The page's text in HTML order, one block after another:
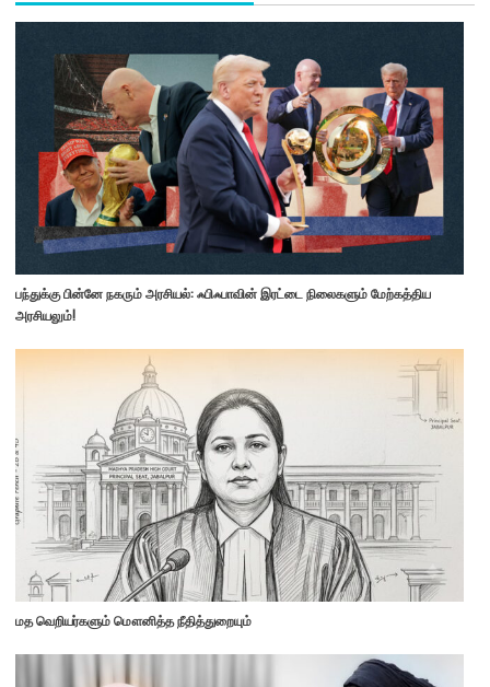
பந்துக்கு பின்னே நகரும் அரசியல்: ஃபிஃபாவின் இரட்டை நிலைகளும் மேற்கத்திய
அரசியலும்!
மத வெறியர்களும் மௌனித்த நீதித்துறையும்